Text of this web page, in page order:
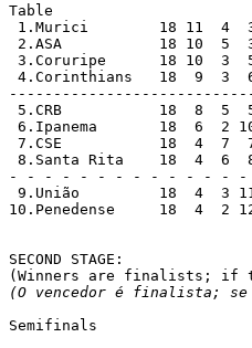
Table
1.Murici 	 18 11  4  3  30-14  37  Finalists; qualified
2.ASA 		 18 10  5  3  38-22  35  Qualified
3.Coruripe 	 18 10  3  5  41-33  33  Qualified
4.Corinthians 	 18  9  3  6  35-24  30  Qualified
5.CRB 		 18  8  5  5  27-20  29
6.Ipanema 	 18  6  2 10  23-39  20
7.CSE 		 18  4  7  7  19-31  19
8.Santa Rita 	 18  4  6  8  20-25  18
- - - - - - - - - - - - - -
9.União 	 18
10.Penedense
SECOND STAGE:
(O vencedor é finalista; se
Semifinals